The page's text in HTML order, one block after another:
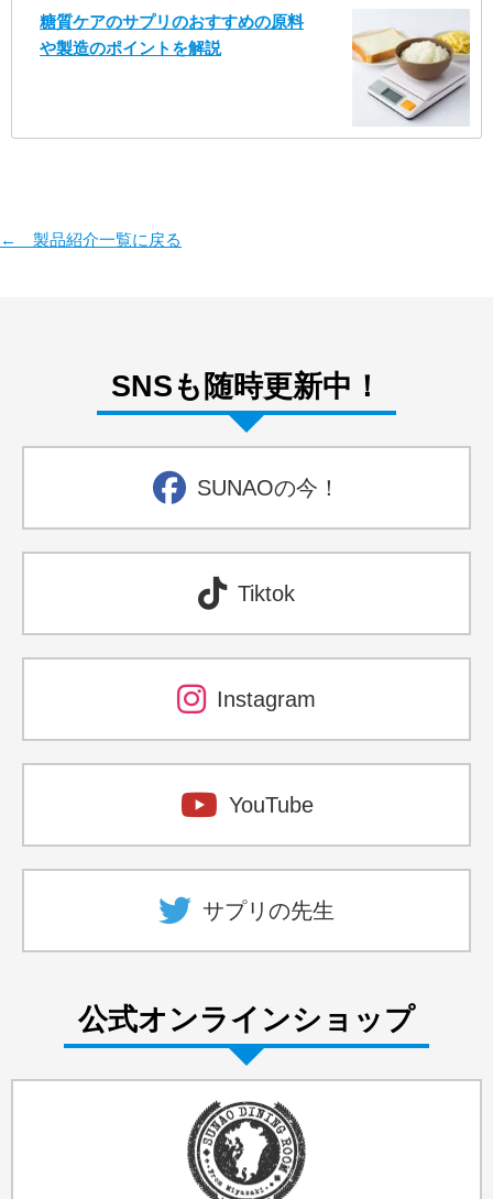
糖質ケアのサプリのおすすめの原料
や製造のポイントを解説
← 製品紹介一覧に戻る
SNSも随時更新中！
SUNAOの今！
Tiktok
Instagram
YouTube
サプリの先生
公式オンラインショップ